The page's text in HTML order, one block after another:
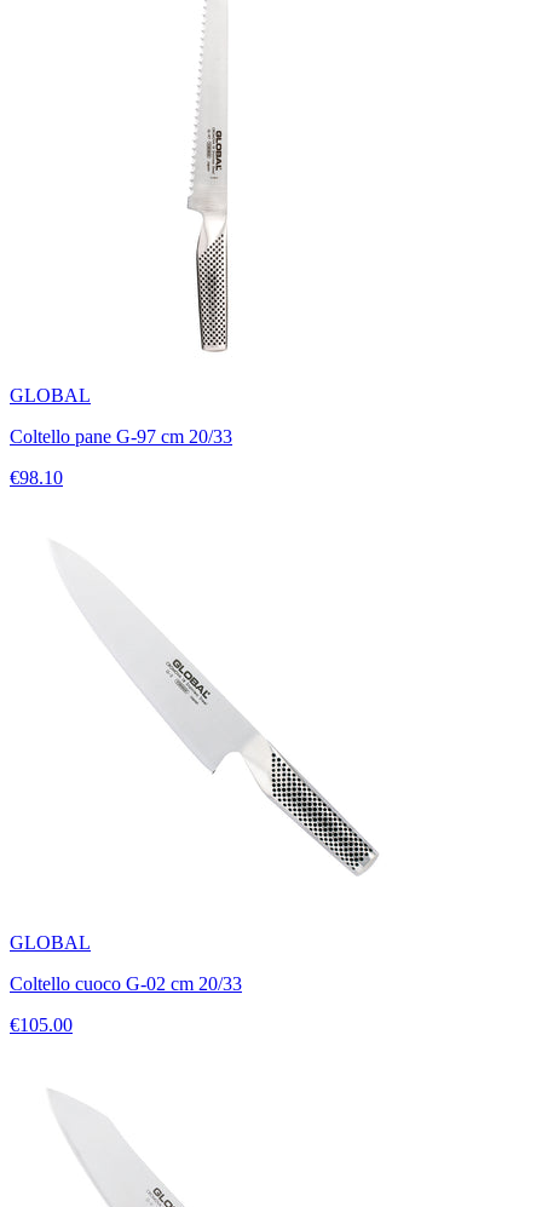
GLOBAL
Coltello pane G-97 cm 20/33
€98.10
GLOBAL
Coltello cuoco G-02 cm 20/33
€105.00